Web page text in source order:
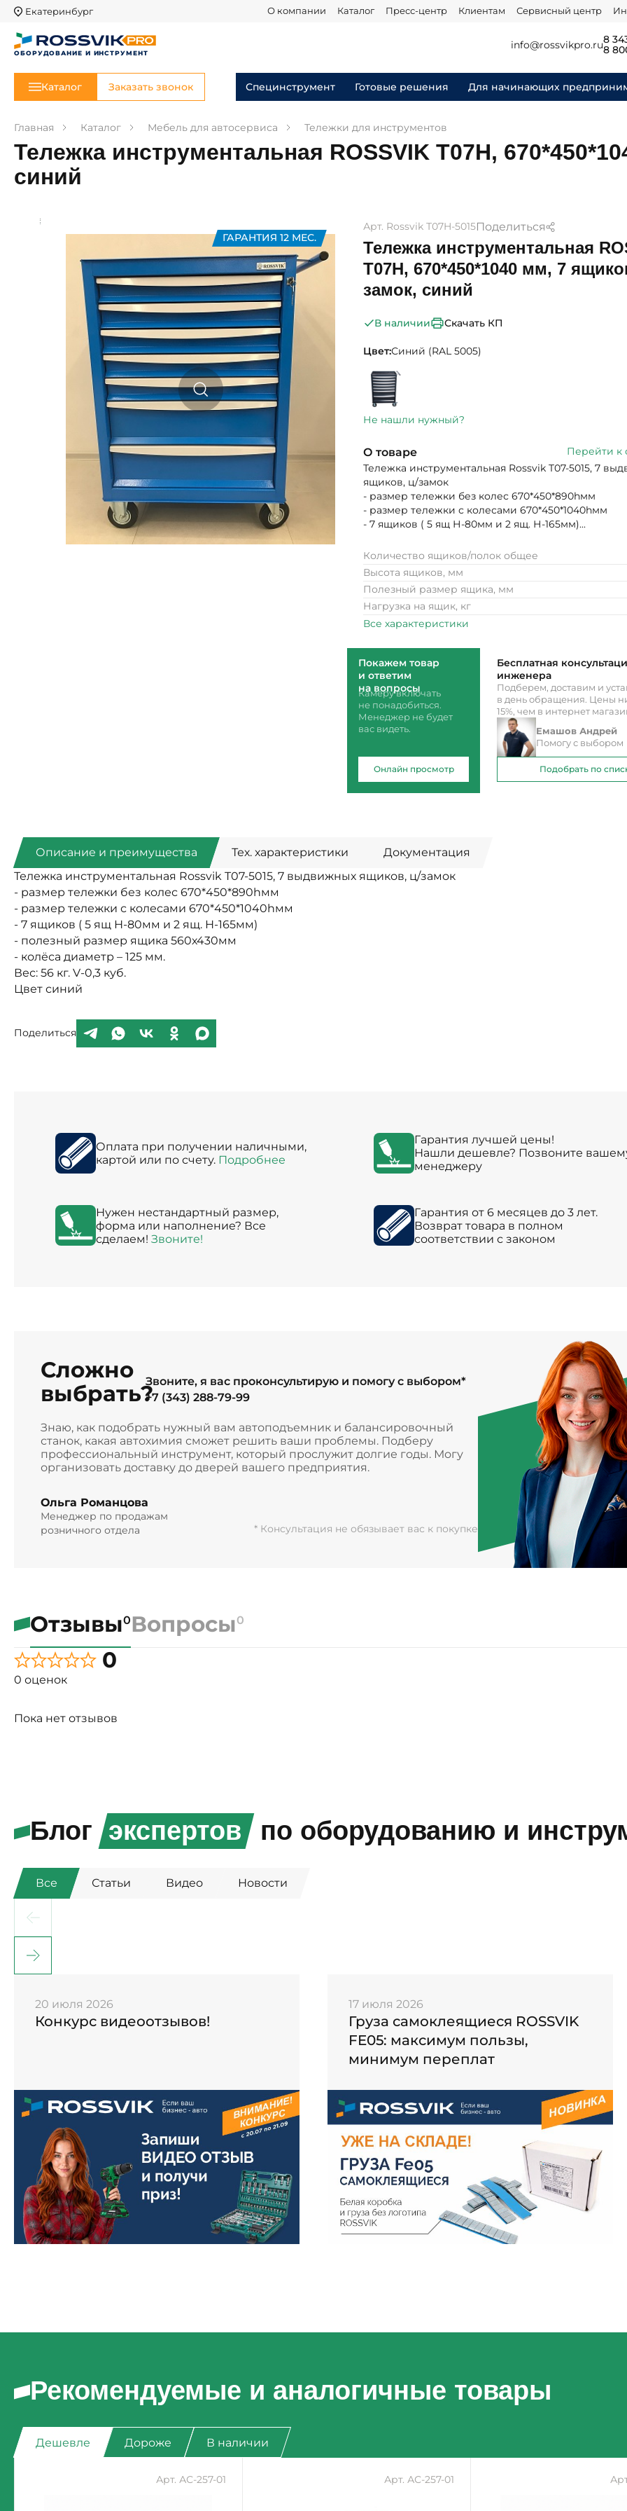
Екатеринбург О компании Каталог Пресс-центр Клиентам Сервисный центр
ОБОРУДОВАНИЕ И ИНСТРУМЕНТ
info@rossvikpro.ru8
8
Каталог Заказать звонок Специнструмент Готовые решения Для начинающих
Главная Каталог Мебель для автосервиса Тележки для инструментов
Тележка инструментальная ROSSVIK T07H,
синий
ГАРАНТИЯ 12 МЕС.
Арт. Rossvik Т07H-5015Поделиться
Тележка инструментальная
T07H, 670*450*1040 мм, 7
замок, синий
В наличии Скачать КП
Цвет:Синий (RAL 5005)
Не нашли нужный?
О товаре
Перейти к
Тележка инструментальная Rossvik T07-5015, 7
ящиков, ц/замок
- размер тележки без колес 670*450*890hмм
- размер тележки с колесами 670*450*1040hмм
- 7 ящиков ( 5 ящ Н-80мм и 2 ящ. Н-165мм)...
Количество ящиков/полок общее
Высота ящиков, мм
Полезный размер ящика, мм
Нагрузка на ящик, кг
Все характеристики
Покажем товар
и ответим
на вопросы
Камеру включать
не понадобиться.
Менеджер не будет
вас видеть.
Онлайн просмотр
Бесплатная
инженера
Подберем, доставим и
в день обращения. Цены
15%, чем в интернет
Емашов Андрей
Помогу с выбором
Подобрать по
Описание и преимущества Тех. характеристики
Документация
Тележка инструментальная Rossvik T07-5015, 7 выдвижных ящиков, ц/замок
- размер тележки без колес 670*450*890hмм
- размер тележки с колесами 670*450*1040hмм
- 7 ящиков ( 5 ящ Н-80мм и 2 ящ. Н-165мм)
- полезный размер ящика 560х430мм
- колёса диаметр – 125 мм.
Вес: 56 кг. V-0,3 куб.
Цвет синий
Поделиться
Оплата при получении наличными,
картой или по счету. Подробнее
Гарантия лучшей цены!
Нашли дешевле? Позвоните
менеджеру
Нужен нестандартный размер,
форма или наполнение? Все
сделаем! Звоните!
Гарантия от 6 месяцев до 3 лет.
Возврат товара в полном
соответствии с законом
Сложно
выбрать?Звоните, я вас проконсультирую и помогу с выбором*
+7 (343) 288-79-99
Знаю, как подобрать нужный вам автоподъемник и балансировочный
станок, какая автохимия сможет решить ваши проблемы. Подберу
профессиональный инструмент, который прослужит долгие годы. Могу
организовать доставку до дверей вашего предприятия.
Ольга Романцова
Менеджер по продажам
розничного отдела
* Консультация не обязывает вас к покупке
Отзывы0Вопросы0
0
0 оценок
Пока нет отзывов
Блог экспертов по оборудованию и
Все Статьи Видео Новости
20 июля 2026
Конкурс видеоотзывов!
17 июля 2026
Груза самоклеящиеся ROSSVIK
FE05: максимум пользы,
минимум переплат
Рекомендуемые и аналогичные товары
Дешевле Дороже В наличии
Арт. АС-257-01 Арт. АС-257-01